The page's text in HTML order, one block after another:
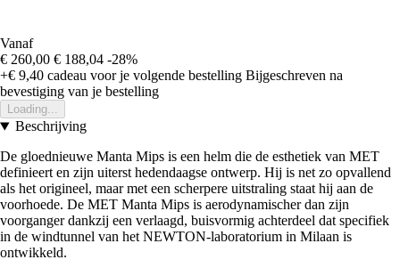
Vanaf
€ 260,00 € 188,04 -28%
+€ 9,40 cadeau voor je volgende bestelling Bijgeschreven na
bevestiging van je bestelling
Loading...
Beschrijving
De gloednieuwe Manta Mips is een helm die de esthetiek van MET
definieert en zijn uiterst hedendaagse ontwerp. Hij is net zo opvallend
als het origineel, maar met een scherpere uitstraling staat hij aan de
voorhoede. De MET Manta Mips is aerodynamischer dan zijn
voorganger dankzij een verlaagd, buisvormig achterdeel dat specifiek
in de windtunnel van het NEWTON-laboratorium in Milaan is
ontwikkeld.